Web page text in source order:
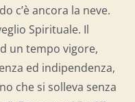
c’è ancora la neve.
Spirituale. Il
un tempo vigore,
ed indipendenza,
che si solleva senza